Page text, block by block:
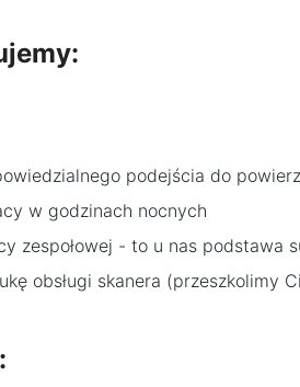
podejścia do
w godzinach nocnych
zespołowej - to u nas podstawa
obsługi skanera (przeszkolimy